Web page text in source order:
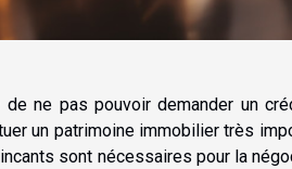
ne pas pouvoir demander un
un patrimoine immobilier très
sont nécessaires pour la